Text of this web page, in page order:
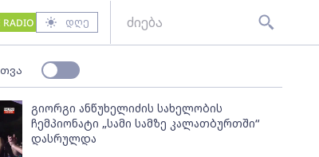
RADIO დღე
გიორგი ანწუხელიძის სახელობის
ჩემპიონატი „სამი სამზე კალათბურთში“
დასრულდა